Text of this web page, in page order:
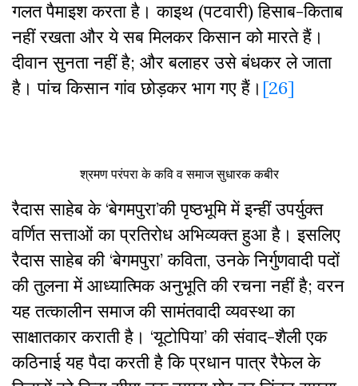
गलत पैमाइश करता है। काइथ (पटवारी) हिसाब-किताब
नहीं रखता और ये सब मिलकर किसान को मारते हैं।
दीवान सुनता नहीं है; और बलाहर उसे बंधकर ले जाता
है। पांच किसान गांव छोड़कर भाग गए हैं। [26]
श्रमण परंपरा के कवि व समाज सुधारक कबीर
रैदास साहेब के ‘बेगमपुरा’की पृष्ठभूमि में इन्हीं उपर्युक्त
वर्णित सत्ताओं का प्रतिरोध अभिव्यक्त हुआ है। इसलिए
रैदास साहेब की ‘बेगमपुरा’ कविता, उनके निर्गुणवादी पदों
की तुलना में आध्यात्मिक अनुभूति की रचना नहीं है; वरन
यह तत्कालीन समाज की सामंतवादी व्यवस्था का
साक्षातकार कराती है। ‘यूटोपिया’ की संवाद-शैली एक
कठिनाई यह पैदा करती है कि प्रधान पात्र रैफेल के